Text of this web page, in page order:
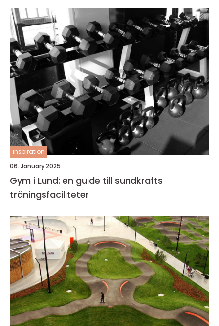
inspiration
06. January 2025
Gym i Lund: en guide till sundkrafts
träningsfaciliteter